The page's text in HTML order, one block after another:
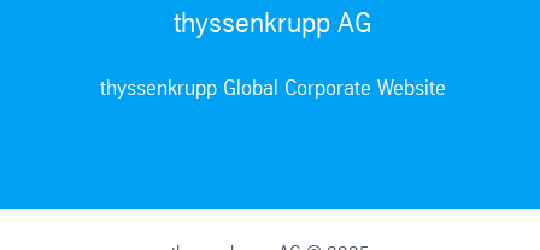
thyssenkrupp AG
thyssenkrupp Global Corporate Website